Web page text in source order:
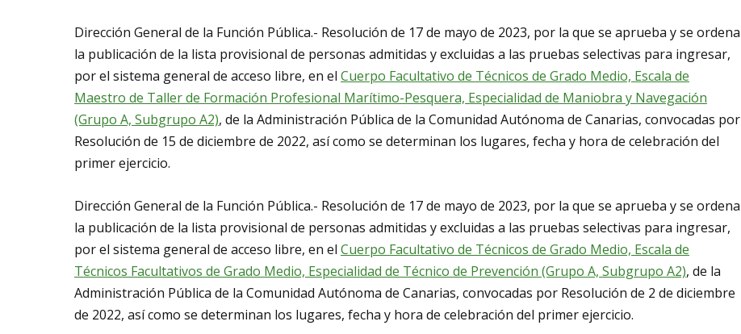
Dirección General de la Función Pública.- Resolución de 17 de mayo de 2023, por la que se aprueba y se ordena
la publicación de la lista provisional de personas admitidas y excluidas a las pruebas selectivas para ingresar,
por el sistema general de acceso libre, en el Cuerpo Facultativo de Técnicos de Grado Medio, Escala de
Maestro de Taller de Formación Profesional Marítimo-Pesquera, Especialidad de Maniobra y Navegación
(Grupo A, Subgrupo A2), de la Administración Pública de la Comunidad Autónoma de Canarias, convocadas por
Resolución de 15 de diciembre de 2022, así como se determinan los lugares, fecha y hora de celebración del
primer ejercicio.
Dirección General de la Función Pública.- Resolución de 17 de mayo de 2023, por la que se aprueba y se ordena
la publicación de la lista provisional de personas admitidas y excluidas a las pruebas selectivas para ingresar,
por el sistema general de acceso libre, en el Cuerpo Facultativo de Técnicos de Grado Medio, Escala de
Técnicos Facultativos de Grado Medio, Especialidad de Técnico de Prevención (Grupo A, Subgrupo A2), de la
Administración Pública de la Comunidad Autónoma de Canarias, convocadas por Resolución de 2 de diciembre
de 2022, así como se determinan los lugares, fecha y hora de celebración del primer ejercicio.